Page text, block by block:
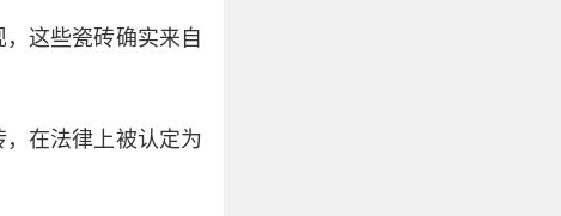
这些瓷砖确实来自
在法律上被认定为